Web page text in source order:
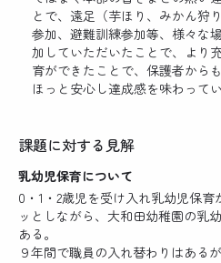
とで、遠足（芋ほり、みかん狩
参加、避難訓練参加等、様々な
加していただいたことで、より
育ができたことで、保護者から
ほっと安心し達成感を味わって
課題に対する見解
乳幼児保育について
0・1・2歳児を受け入れ乳幼児保
ッとしながら、大和田幼稚園の乳
ある。
９年間で職員の入れ替わりはある